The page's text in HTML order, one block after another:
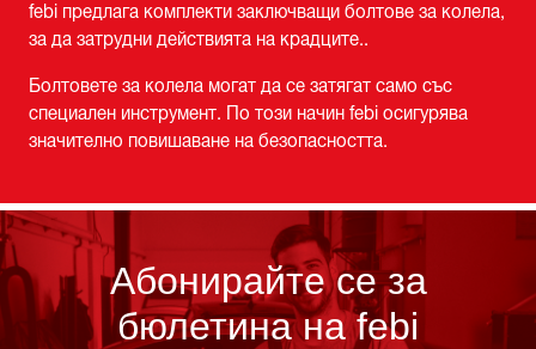
febi предлага комплекти заключващи болтове за колела,
за да затрудни действията на крадците..
Болтовете за колела могат да се затягат само със
специален инструмент. По този начин febi осигурява
значително повишаване на безопасността.
Абонирайте се за
бюлетина на febi